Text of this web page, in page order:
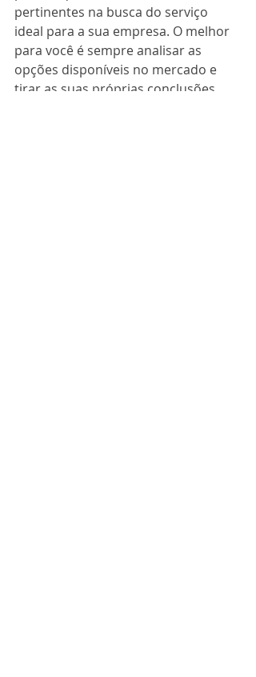
pertinentes na busca do serviço
ideal para a sua empresa. O melhor
para você é sempre analisar as
opções disponíveis no mercado e
tirar as suas próprias conclusões.